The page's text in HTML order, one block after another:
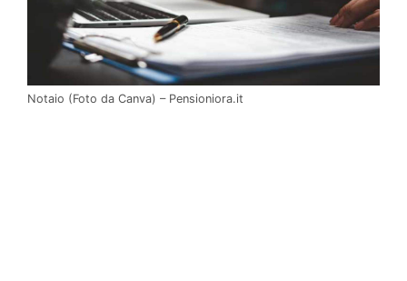
Notaio (Foto da Canva) – Pensioniora.it